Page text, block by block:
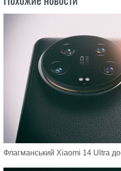
Флагманський Xiaomi 14 Ultra